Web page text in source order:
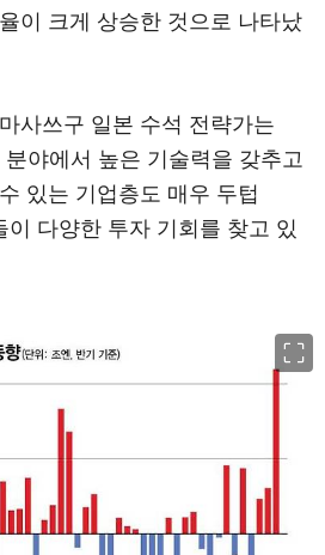
이 크게 상승한 것으로 나타났
사쓰구 일본 수석 전략가는
야에서 높은 기술력을 갖추고
있는 기업층도 매우 두텁
다양한 투자 기회를 찾고 있